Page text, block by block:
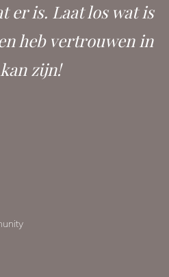
er is. Laat los wat is
heb vertrouwen in
zijn!